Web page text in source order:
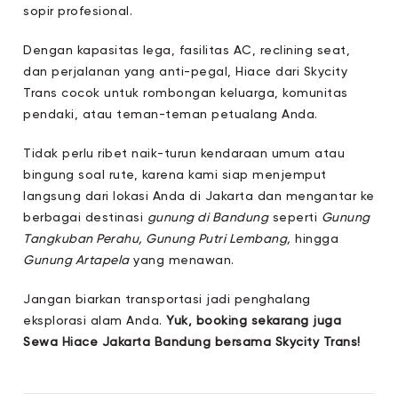
sopir profesional.
Dengan kapasitas lega, fasilitas AC, reclining seat,
dan perjalanan yang anti-pegal, Hiace dari Skycity
Trans cocok untuk rombongan keluarga, komunitas
pendaki, atau teman-teman petualang Anda.
Tidak perlu ribet naik-turun kendaraan umum atau
bingung soal rute, karena kami siap menjemput
langsung dari lokasi Anda di Jakarta dan mengantar ke
berbagai destinasi gunung di Bandungseperti Gunung
Tangkuban Perahu, Gunung Putri Lembang, hingga
Gunung Artapelayang menawan.
Jangan biarkan transportasi jadi penghalang
eksplorasi alam Anda. Yuk, booking sekarang juga
Sewa Hiace Jakarta Bandung bersama Skycity Trans!